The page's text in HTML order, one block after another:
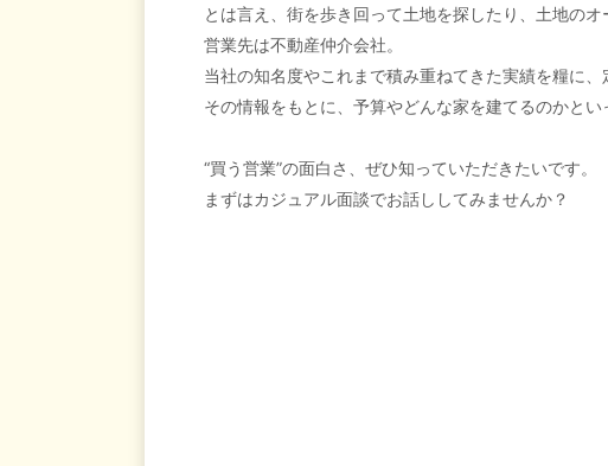
とは言え、街を歩き回って土地を探したり、土地の
営業先は不動産仲介会社。
当社の知名度やこれまで積み重ねてきた実績を糧に
その情報をもとに、予算やどんな家を建てるのかと
“買う営業”の面白さ、ぜひ知っていただきたいです。
まずはカジュアル面談でお話ししてみませんか？